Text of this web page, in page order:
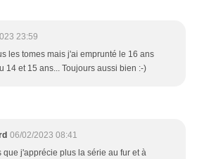
23:59
les tomes mais j'ai emprunté le 16 ans
14 et 15 ans... Toujours aussi bien :-)
06/02/2023 08:41
que j'apprécie plus la série au fur et à